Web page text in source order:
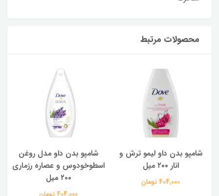
محصولات مرتبط
شامپو بدن ‌داو مدل روغن
اسطوخودوس و عصاره رزماری
۲۰۰ میل
شامپو بدن داو با رایحه خیار و
چای سبز ۲۰۰ میل
404,000 تومان